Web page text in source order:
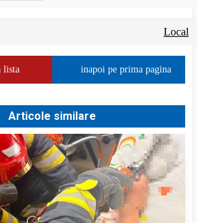
Local
lista inapoi pe prima pagina
Articole similare